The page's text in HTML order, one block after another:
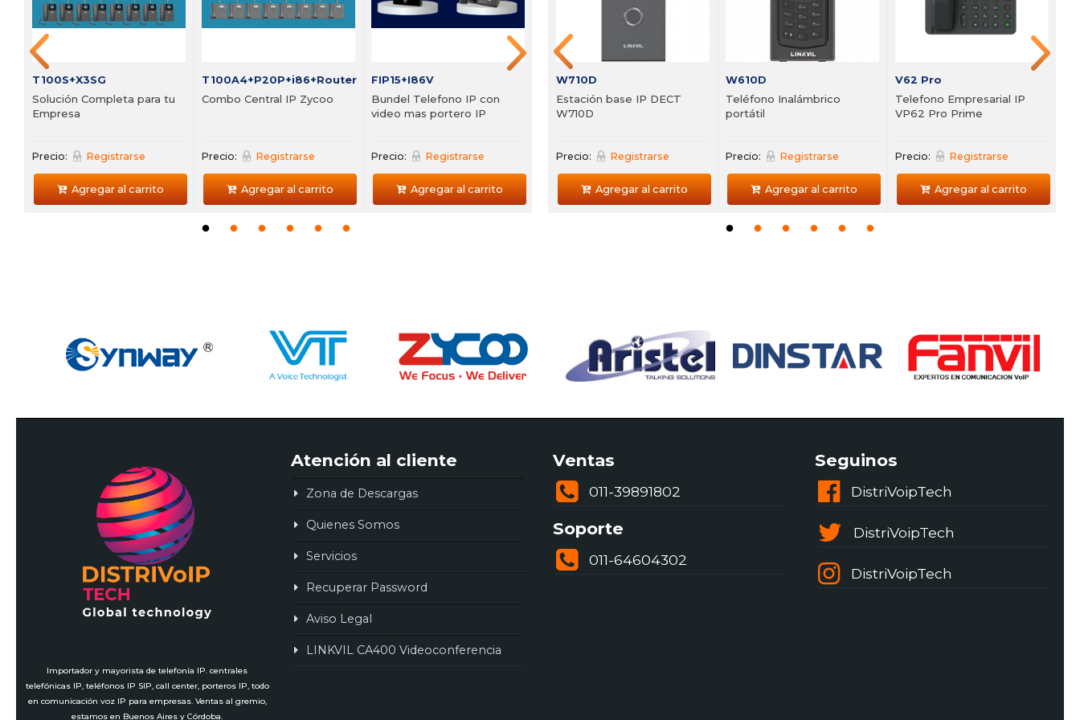
T100S+X3SG
Solución Completa para tu
Empresa
Precio: Registrarse
Agregar al carrito
T100A4+P20P+i86+Router
Combo Central IP Zycoo
Precio: Registrarse
Agregar al carrito
FIP15+I86V
Bundel Telefono IP con
video mas portero IP
Precio: Registrarse
Agregar al carrito
Registrarse
Agregar al carrito
Registrarse
Agregar al carrito
Precio: Registrarse Precio: Registrarse Precio: Registrarse
Agregar al carrito
W710D
Estación base IP DECT
W710D
Precio: Registrarse
Agregar al carrito
W610D
Teléfono Inalámbrico
portátil
Precio: Registrarse
Agregar al carrito
V62 Pro
Telefono Empresarial IP
VP62 Pro Prime
Precio: Registrarse
Agregar al carrito
Importador y mayorista de telefonía IP. centrales
telefónicas IP, teléfonos IP SIP, call center, porteros IP, todo
en comunicación voz IP para empresas. Ventas al gremio,
estamos en Buenos Aires y Córdoba.
Atención al cliente
Zona de Descargas
Quienes Somos
Servicios
Recuperar Password
Aviso Legal
LINKVIL CA400 Videoconferencia
Ventas
011-39891802
Soporte
011-64604302
Seguinos
DistriVoipTech
DistriVoipTech
DistriVoipTech